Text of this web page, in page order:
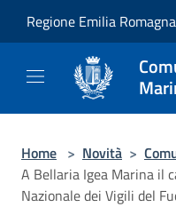
Regione Emilia Romagna
Home > Novità >
A Bellaria Igea Marina il
Nazionale dei Vigili del